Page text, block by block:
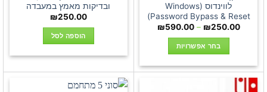
לווינדוס (Windows
Password Bypass & Reset)
₪250.00
–
₪590.00
בחר אפשרויות
זה
ובדיקות מאמץ במעבדה
₪250.00
הוספה לסל